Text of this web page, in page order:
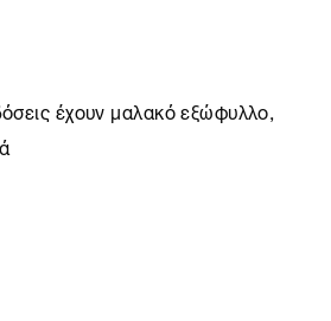
έχουν μαλακό εξώφυλλο,